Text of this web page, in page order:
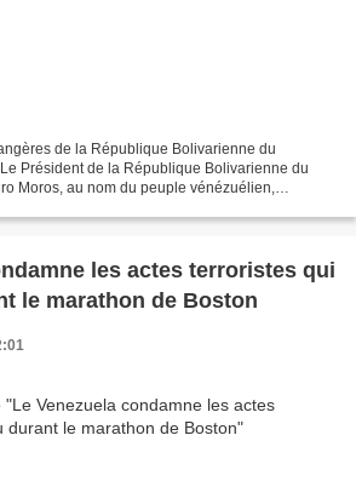
de la République Bolivarienne du
Président de la République Bolivarienne du
Moros, au nom du peuple vénézuélien,
les actes terroristes qui
le marathon de Boston